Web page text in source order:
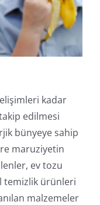
kadar
edilmesi
bünyeye sahip
maruziyetin
ev tozu
temizlik ürünleri
malzemeler